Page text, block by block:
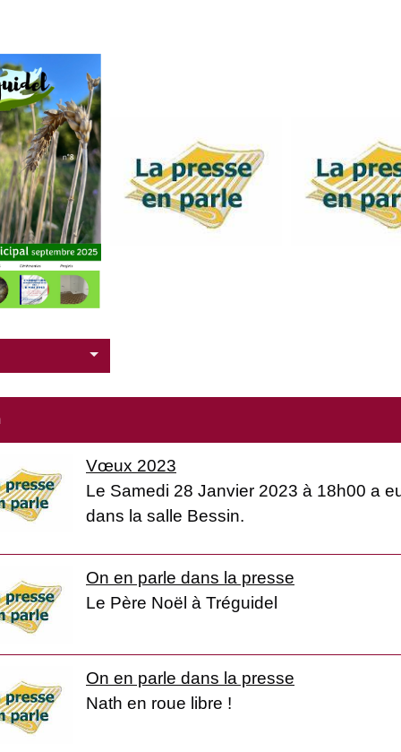
Vœux 2023
Le Samedi 28 Janvier 2023 à 18h00 a
dans la salle Bessin.
On en parle dans la presse
Le Père Noël à Tréguidel
On en parle dans la presse
Nath en roue libre !